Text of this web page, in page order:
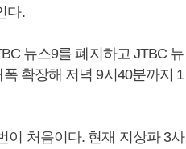
다.
뉴스9를 폐지하고 JTBC 뉴
확장해 저녁 9시40분까지 1
이 처음이다. 현재 지상파 3사